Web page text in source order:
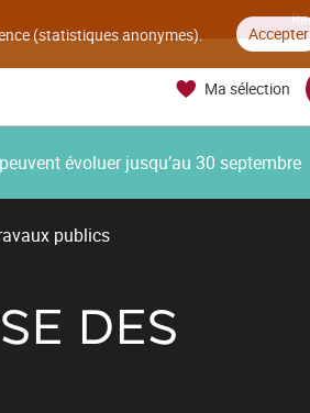
(statistiques anonymes). Accepter
Ma sélection
évoluer jusqu’au 30 septembre
publics
DES